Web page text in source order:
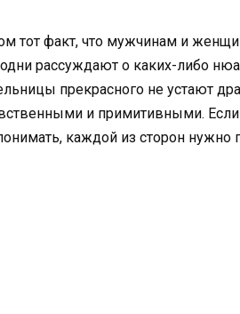
тот факт, что мужчинам и
одни рассуждают о каких-либо
прекрасного не устают
и примитивными.
каждой из сторон